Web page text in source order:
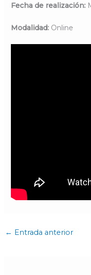
Fecha de realización:
Modalidad:Online
← Entrada anterior